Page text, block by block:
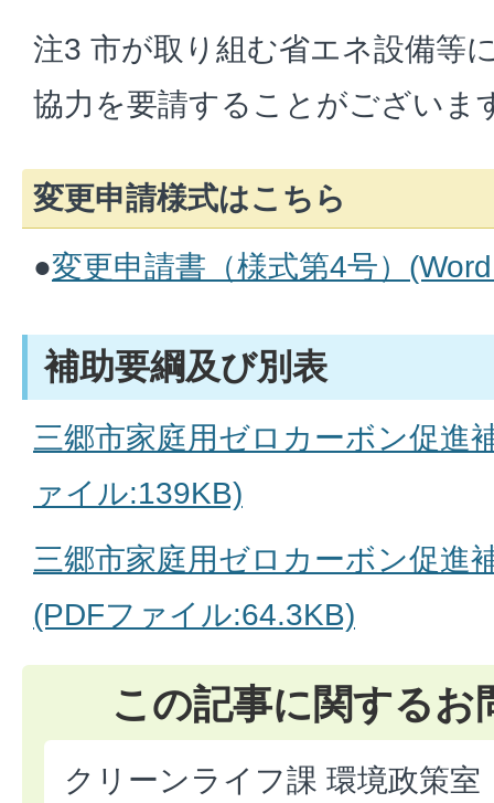
注3 市が取り組む省エネ設備等
協力を要請することがございま
変更申請様式はこちら
●変更申請書（様式第4号）
補助要綱及び別表
三郷市家庭用ゼロカーボン促進
ァイル:139KB)
三郷市家庭用ゼロカーボン促進
(PDFファイル:64.3KB)
この記事に関するお
クリーンライフ課 環境政策室